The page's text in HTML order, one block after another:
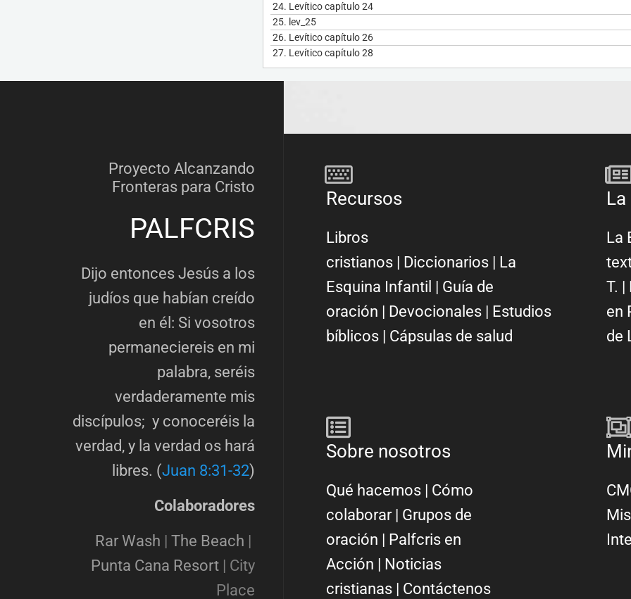
24. Levítico capítulo 24
25. lev_25
26. Levítico capítulo 26
27. Levítico capítulo 28
Proyecto Alcanzando
Fronteras para Cristo
PALFCRIS
Dijo entonces Jesús a los
judíos que habían creído
en él: Si vosotros
permaneciereis en mi
palabra, seréis
verdaderamente mis
discípulos; y conoceréis la
verdad, y la verdad os hará
libres. (Juan 8:31-32)
Colaboradores
Rar Wash
The Beach
Punta Cana Resort| City
Place
Recursos
Libros
cristianos| Diccionarios| La
Esquina Infantil | Guía de
oración | Devocionales| Estudios
bíblicos| Cápsulas de salud
La
La
T. |
en
de
Sobre nosotros
Qué hacemos| Cómo
colaborar| Grupos de
oración | Palfcris en
Acción | Noticias
cristianas| Contáctenos